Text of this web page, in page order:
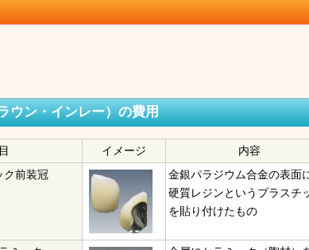
ウン・インレー）の費用
イメージ 内容
ク前装冠
金銀パラジウム合金の表面
硬質レジンというプラスチ
を貼り付けたもの